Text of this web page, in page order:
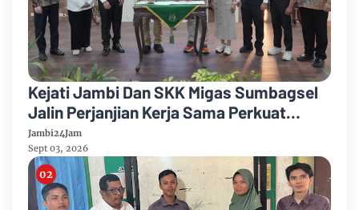
Kejati Jambi Dan SKK Migas Sumbagsel
Jalin Perjanjian Kerja Sama Perkuat
Kepastian Hukum
Jambi24Jam
Sept 03, 2026